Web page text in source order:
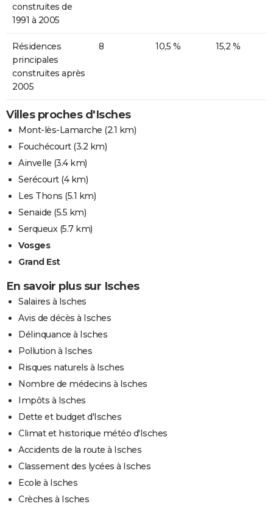
construites de
1991 à 2005
Résidences
principales
construites après
2005
8 10,5 % 15,2 %
Villes proches d'Isches
Mont-lès-Lamarche (2.1 km)
Fouchécourt(3.2 km)
Ainvelle (3.4 km)
Serécourt(4 km)
Les Thons (5.1 km)
Senaide (5.5 km)
Serqueux(5.7 km)
Vosges
Grand Est
En savoir plus sur Isches
Salaires à Isches
Avis de décès à Isches
Délinquance à Isches
Pollution à Isches
Risques naturels à Isches
Nombre de médecins à Isches
Impôts à Isches
Dette et budget d'Isches
Climat et historique météo d'Isches
Accidents de la route à Isches
Classement des lycées à Isches
Ecole à Isches
Crèches à Isches